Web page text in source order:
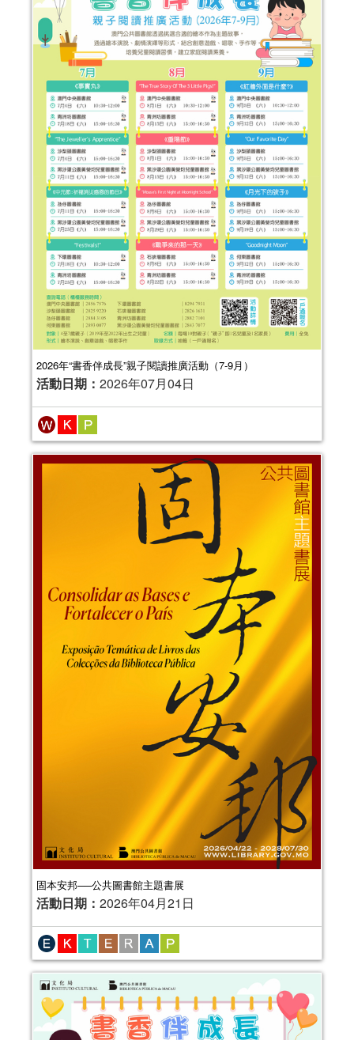
2026年“書香伴成長”親子閱讀推廣活動（7-9月）
活動日期： 2026年07月04日
固本安邦──公共圖書館主題書展
活動日期： 2026年04月21日